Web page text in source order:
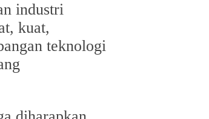
industri
kuat,
teknologi